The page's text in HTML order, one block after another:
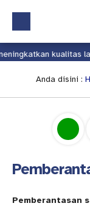
Beranda
Profil
Kalender
Download
kualitas
Anda disini :
Pemberantasan